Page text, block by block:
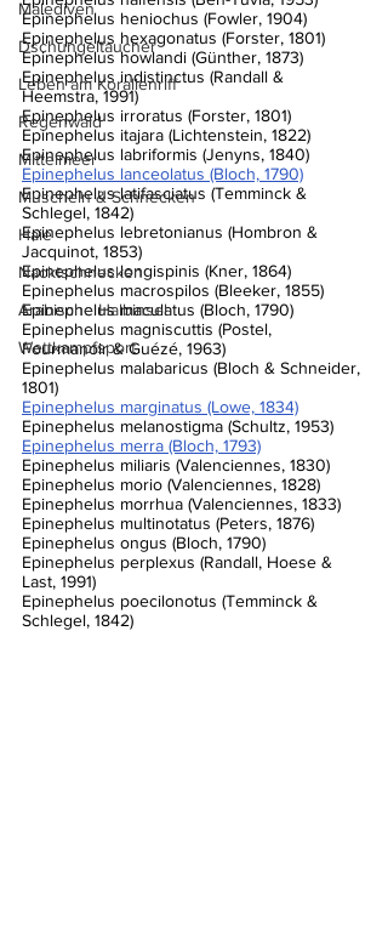
Malediven
Dschungeltaucher
Leben am Korallenriff
Regenwald
Mittelmeer
Muscheln & Schnecken
Haie
Nacktschnecken
Arabische Halbinsel
Wettkampfsport
Epinephelus heniochus (Fowler, 1904)
Epinephelus hexagonatus (Forster, 1801)
Epinephelus howlandi (Günther, 1873)
Epinephelus indistinctus (Randall &
Heemstra, 1991)
Epinephelus irroratus (Forster, 1801)
Epinephelus itajara (Lichtenstein, 1822)
Epinephelus labriformis (Jenyns, 1840)
Epinephelus lanceolatus (Bloch, 1790)
Epinephelus latifasciatus (Temminck &
Schlegel, 1842)
Epinephelus lebretonianus (Hombron &
Jacquinot, 1853)
Epinephelus longispinis (Kner, 1864)
Epinephelus macrospilos (Bleeker, 1855)
Epinephelus maculatus (Bloch, 1790)
Epinephelus magniscuttis (Postel,
Fourmanoir & Guézé, 1963)
Epinephelus malabaricus (Bloch & Schneider,
1801)
Epinephelus marginatus (Lowe, 1834)
Epinephelus melanostigma (Schultz, 1953)
Epinephelus merra (Bloch, 1793)
Epinephelus miliaris (Valenciennes, 1830)
Epinephelus morio (Valenciennes, 1828)
Epinephelus morrhua (Valenciennes, 1833)
Epinephelus multinotatus (Peters, 1876)
Epinephelus ongus (Bloch, 1790)
Epinephelus perplexus (Randall, Hoese &
Last, 1991)
Epinephelus poecilonotus (Temminck &
Schlegel, 1842)